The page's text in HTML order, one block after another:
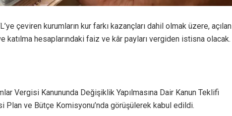
çeviren kurumların kur farkı kazançları dahil olmak üzere, açılan
katılma hesaplarındaki faiz ve kâr payları vergiden istisna olacak.
Vergisi Kanununda Değişiklik Yapılmasına Dair Kanun Teklifi
Plan ve Bütçe Komisyonu’nda görüşülerek kabul edildi.